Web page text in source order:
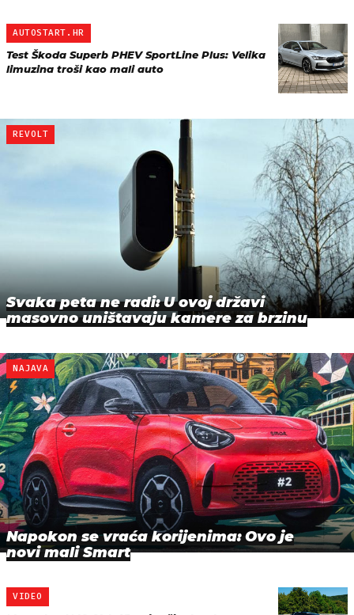
AUTOSTART.HR
Test Škoda Superb PHEV SportLine Plus: Velika
limuzina troši kao mali auto
REVOLT
Svaka peta ne radi: U ovoj državi
masovno uništavaju kamere za brzinu
NAJAVA
Napokon se vraća korijenima: Ovo je
novi mali Smart
VIDEO